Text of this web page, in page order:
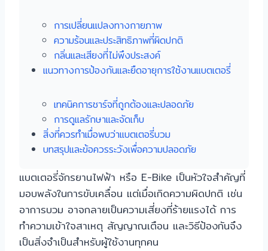
การเปลี่ยนแปลงทางกายภาพ
ความร้อนและประสิทธิภาพที่ผิดปกติ
กลิ่นและเสียงที่ไม่พึงประสงค์
แนวทางการป้องกันและยืดอายุการใช้งานแบตเตอรี่
เทคนิคการชาร์จที่ถูกต้องและปลอดภัย
การดูแลรักษาและจัดเก็บ
สิ่งที่ควรทำเมื่อพบว่าแบตเตอรี่บวม
บทสรุปและข้อควรระวังเพื่อความปลอดภัย
แบตเตอรี่จักรยานไฟฟ้า หรือ E-Bike เป็นหัวใจสำคัญที่
มอบพลังในการขับเคลื่อน แต่เมื่อเกิดความผิดปกติ เช่น
อาการบวม อาจกลายเป็นความเสี่ยงที่ร้ายแรงได้ การ
ทำความเข้าใจสาเหตุ สัญญาณเตือน และวิธีป้องกันจึง
เป็นสิ่งจำเป็นสำหรับผู้ใช้งานทุกคน